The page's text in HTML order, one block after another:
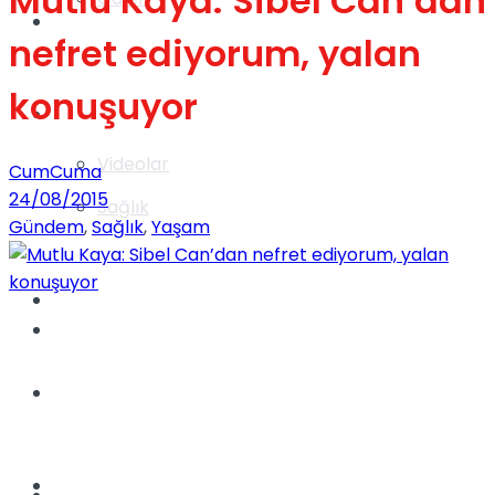
Videolar
Gündem
Yaşam
Sağlık
TV
nefret ediyorum, yalan
konuşuyor
CumCuma
24/08/2015
Gündem,Sağlık,Yaşam